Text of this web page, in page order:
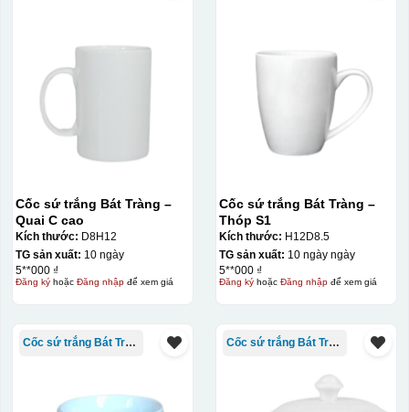
Cốc sứ trắng Bát Tràng –
Quai C cao
Kích thước: D8H12
TG sản xuất: 10 ngày
5**000 ₫
Đăng kýhoặc Đăng nhậpđể xem giá
Cốc sứ trắng Bát Tràng –
Thóp S1
Kích thước: H12D8.5
TG sản xuất: 10 ngày ngày
5**000 ₫
Đăng kýhoặc Đăng nhậpđể xem giá
Cốc sứ trắng Bát Tràng Cốc sứ trắng Bát Tràng